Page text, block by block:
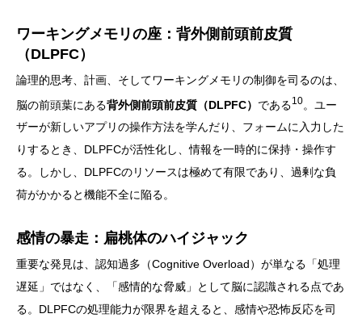
ワーキングメモリの座：背外側前頭前皮質
（DLPFC）
論理的思考、計画、そしてワーキングメモリの制御を司るのは、
脳の前頭葉にある背外側前頭前皮質（DLPFC） である10。ユー
ザーが新しいアプリの操作方法を学んだり、フォームに入力した
りするとき、DLPFCが活性化し、情報を一時的に保持・操作す
る。しかし、DLPFCのリソースは極めて有限であり、過剰な負
荷がかかると機能不全に陥る。
感情の暴走：扁桃体のハイジャック
重要な発見は、認知過多（Cognitive Overload）が単なる「処理
遅延」ではなく、「感情的な脅威」として脳に認識される点であ
る。DLPFCの処理能力が限界を超えると、感情や恐怖反応を司